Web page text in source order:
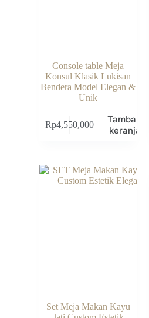
Console table Meja
Konsul Klasik Lukisan
Bendera Model Elegan &
Unik
Rp4,550,000
Tambah ke
keranjang
Set Meja Makan Kayu